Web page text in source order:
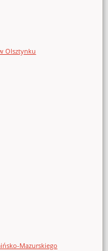
Olsztynku
Mazurskiego